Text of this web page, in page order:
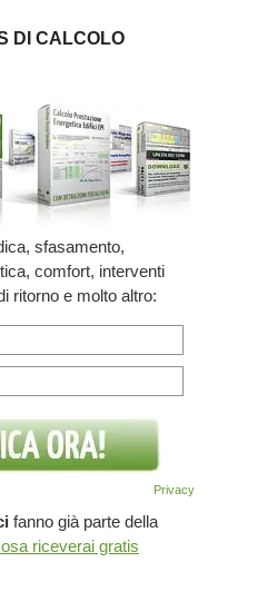
DI CALCOLO
sfasamento,
comfort, interventi
ritorno e molto altro:
Privacy
fanno già parte della
riceverai gratis